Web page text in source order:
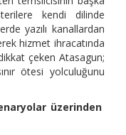
kendi dilinde
yazılı kanallardan
hizmet ihracatında
çeken Atasagun;
ötesi yolculuğunu
üzerinden